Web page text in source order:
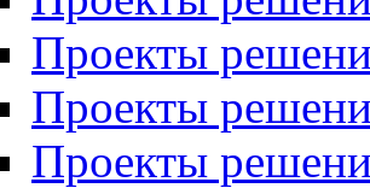
Проекты
Проекты
Проекты